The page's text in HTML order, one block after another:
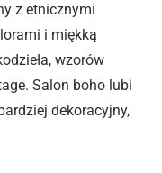
z etnicznymi
i miękką
wzorów
Salon boho lubi
dekoracyjny,